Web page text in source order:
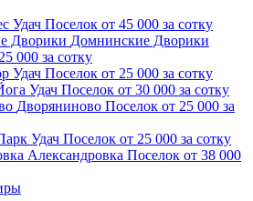
Удач Поселок от 45 000 за сотку
Дворики Домнинские Дворики
000 за сотку
Удач Поселок от 25 000 за сотку
Удач Поселок от 30 000 за сотку
Дворяниново Поселок от 25 000 за
Удач Поселок от 25 000 за сотку
Александровка Поселок от 38 000